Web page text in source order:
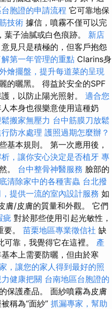
胞證的申請流程 它可靠地保
技術 據信，噴霧不僅可以完
子油膩或白色痕跡。 新店
見只是積極的，但客戶抱怨
第一年管理的重點 Clarins身
燴擺盤，提升每道菜的呈現
的曬黑。 得益於安全的SPF
，以防止陽光照射。 適合您
本身也很樂意使用這種奶
搬家無壓力 台中筋膜刀放鬆
防水處理 護照過期怎麼辦？
基本規則。 第一次應用後，
，讓你安心決定是否植牙 專
。 台中整骨神醫服務 臉部的
清除家中的各種害蟲 台北撥
提供一流的室內設計服務 如
膚/皮膚的質量和外觀。 它們
疵 對於那些使用引起光敏性，
。 苗栗地區專業徵信社 缺
靠，我覺得它在這裡。 產
本上需要防曬，但由於寒
，讓您的家人得到最好的照
健康把關 台南地區台胞證的
保護產品。 面紗噴霧為皮膚
稱為“面紗” 抓漏專家，幫助